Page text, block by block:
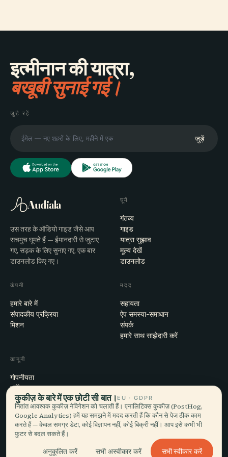
इत्मीनान की यात्रा,
बखूबी सुनाई गई।
जुड़े रहें
जुड़ें
Audiala
उस तरह के ऑडियो गाइड जैसे आप
सचमुच घूमते हैं — ईमानदारी से जुटाए
गए, सड़क के लिए सुनाए गए, एक बार
डाउनलोड किए गए।
घूमें
गंतव्य
गाइड
यात्रा सुझाव
मूल्य देखें
डाउनलोड
कंपनी
हमारे बारे में
संपादकीय प्रक्रिया
मिशन
मदद
सहायता
ऐप समस्या-समाधान
संपर्क
हमारे साथ साझेदारी करें
कानूनी
गोपनीयता
शर्तें
कुकी सेटिंग्स
खाता हटाएँ
© 2026 Audiala · मोर्ज, स्विट्ज़रलैंड में बना, सफ़र पर और बादलों में
कुकीज़ के बारे में एक छोटी सी बात। EU · GDPR
नितांत आवश्यक कुकीज़ नेविगेशन को चलाती हैं। एनालिटिक्स कुकीज़ (PostHog,
Google Analytics) हमें यह समझने में मदद करती हैं कि कौन से पेज ठीक काम
करते हैं — केवल समग्र डेटा, कोई विज्ञापन नहीं, कोई बिक्री नहीं। आप इसे कभी भी
फ़ुटर से बदल सकते हैं।
अनुकूलित करें सभी अस्वीकार करें सभी स्वीकार करें